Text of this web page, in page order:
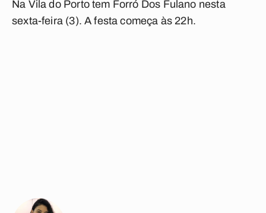
Na Vila do Porto tem Forró Dos Fulano nesta
sexta-feira (3). A festa começa às 22h.